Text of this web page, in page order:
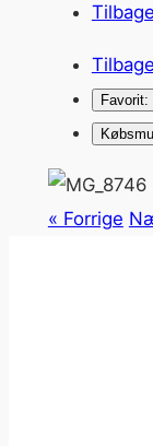
Favorit:
« Forrige